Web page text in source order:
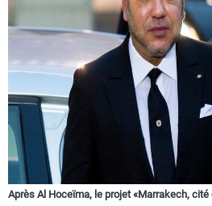
Après Al Hoceïma, le projet «Marrakech,